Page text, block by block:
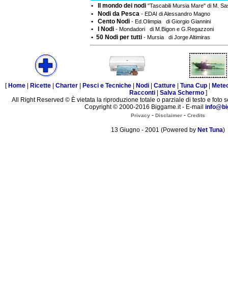
• Il mondo dei nodi "Tascabili Mursia Mare" di M.
• Nodi da Pesca - EDAI di Alessandro Magno
• Cento Nodi - Ed.Olimpia di Giorgio Giannini
• I Nodi - Mondadori di M.Bigon e G.Regazzoni
• 50 Nodi per tutti - Mursia di Jorge Altimiras
[ Home Ricette Charter Pesci e Tecniche Nodi Catture Tuna Cup
Racconti| Salva Schermo]
All Right Reserved © È vietata la riproduzione totale o parziale di testo e foto
Copyright © 2000-2016 Biggame.it - E-mail
Privacy - Disclaimer - Credits
13 Giugno - 2001 (Powered by Net Tuna)